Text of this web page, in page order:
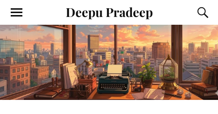
Deepu Pradeep